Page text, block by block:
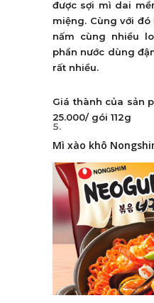
được sợi mì dai
miệng. Cùng với
nấm cùng nhiều
phần nước dùng
rất nhiều.
Giá thành của sản
25.000/ gói 112g
Mì xào khô